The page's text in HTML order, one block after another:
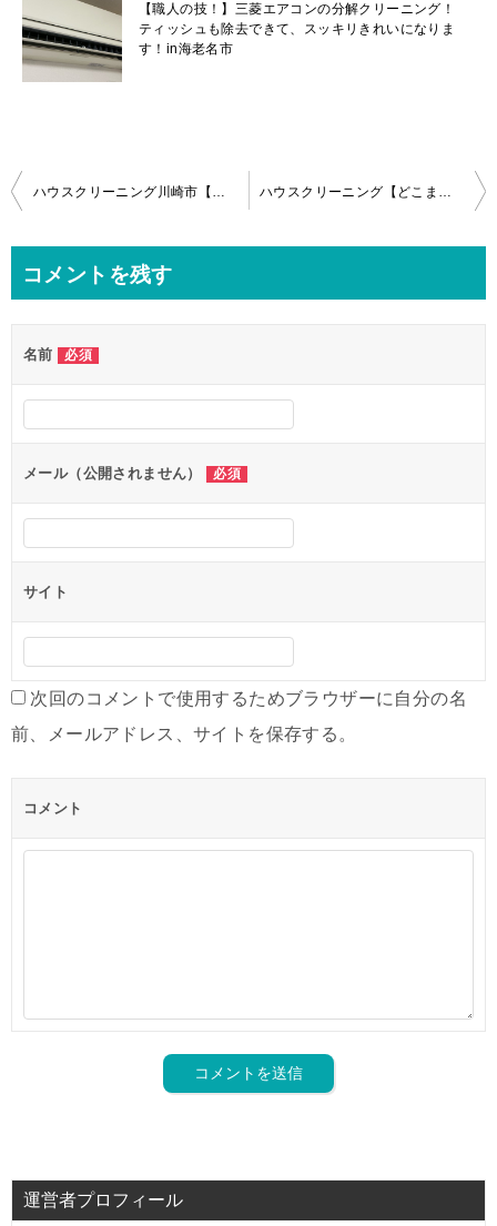
【職人の技！】三菱エアコンの分解クリーニング！
ティッシュも除去できて、スッキリきれいになりま
す！in海老名市
投
ビ
ー
シ
ョ
ン
ハウスクリーニング川崎市【日立しろくまくんお掃除機能付きエアコン】分解クリーニング作業内容 ハウスクリーニング【どこまでお掃除する？】お掃除ロボパナソニックエアコンの分解！
コメントを残す
名前 必須
メール（公開されません） 必須
サイト
次回のコメントで使用するためブラウザーに自分の名
前、メールアドレス、サイトを保存する。
コメント
運営者プロフィール